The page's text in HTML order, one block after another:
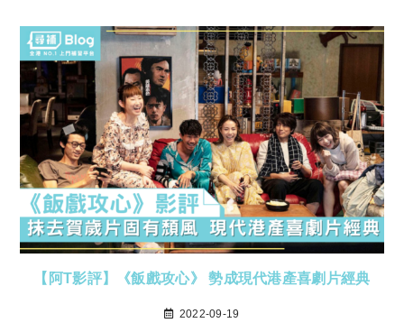
【阿T影評】《飯戲攻心》 勢成現代港產喜劇片經典
2022-09-19